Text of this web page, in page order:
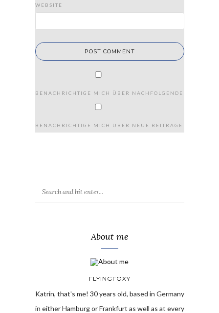
WEBSITE
BENACHRICHTIGE MICH ÜBER NACHFOLGENDE
BENACHRICHTIGE MICH ÜBER NEUE BEITRÄGE VIA E-
About me
FLYINGFOXY
Katrin, that's me! 30 years old, based in Germany
in either Hamburg or Frankfurt as well as at every